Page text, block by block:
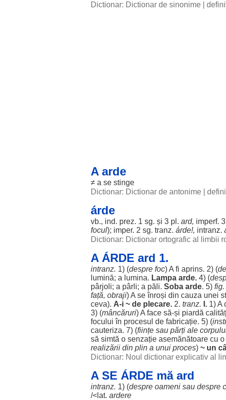
Dictionar: Dictionar de sinonime
A arde
≠ a se stinge
Dictionar: Dictionar de antonime
árde
vb., ind. prez. 1 sg. și 3 pl. ard, imperf.
focul); imper. 2 sg. tranz. árde!, intranz.
Dictionar: Dictionar ortografic al limbii
A ÁRDE ard 1.
intranz. 1) (despre foc) A fi aprins. 2) (
lumină; a lumina. Lampa arde. 4) (
pârjoli; a pârli; a păli. Soba arde. 5) fig.
față, obraji) A seînroși din cauza unei
ceva). A-i ~ de plecare. 2. tranz. I. 1) A
3) (mâncăruri) A face să-și piardă
focului în procesul de fabricație. 5) (
cauteriza. 7) (ființe sau părți ale
să simtă o senzație asemănătoare cu o
realizării din plin a unui proces) ~ un
Dictionar: Noul dictionar explicativ al
A SE ÁRDE mă ard
intranz. 1) (despre oameni sau despre
/<lat. ardere